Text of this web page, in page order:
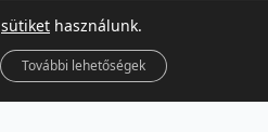
sütiket használunk.
További lehetőségek